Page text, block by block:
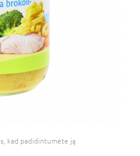
kad padidintumėte ją